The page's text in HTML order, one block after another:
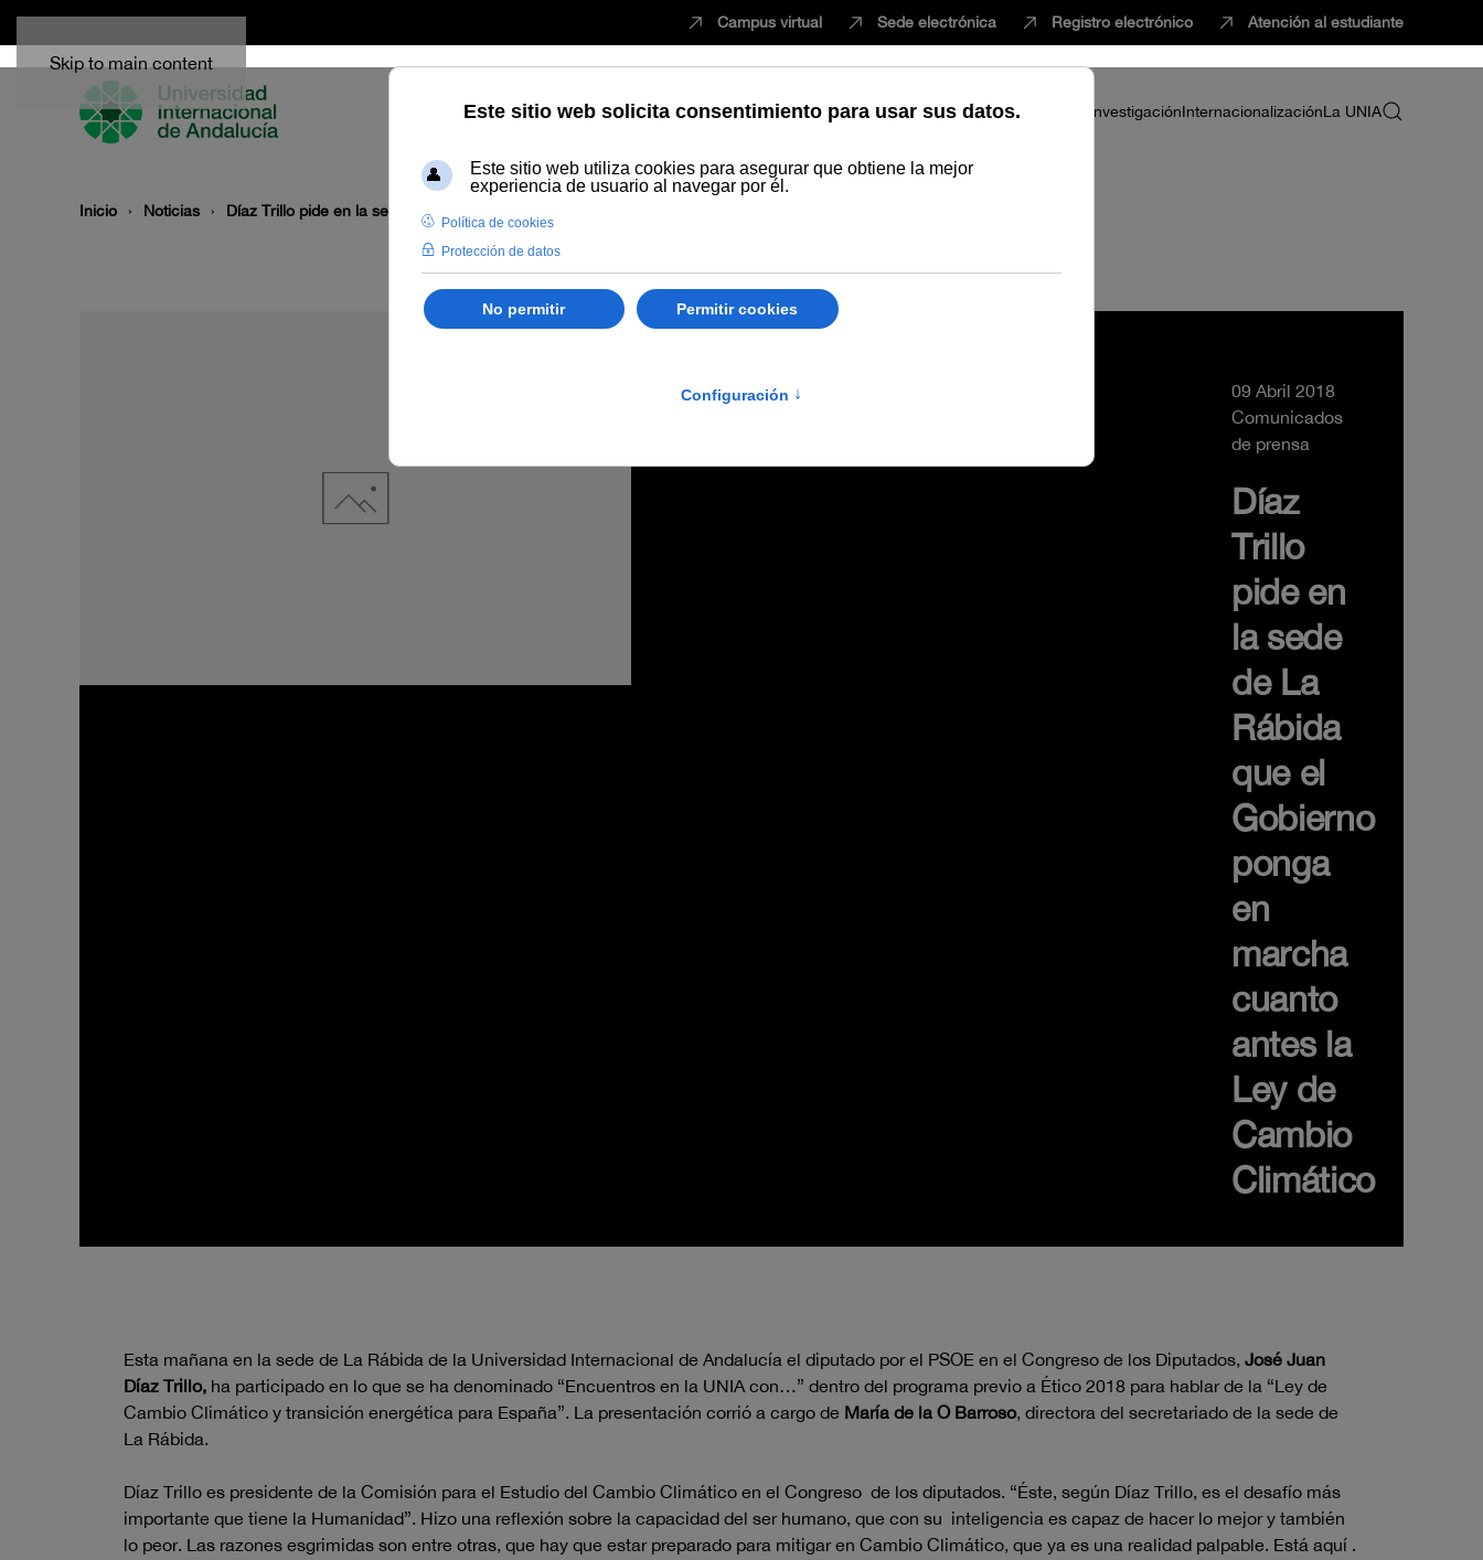
Skip to main content
Campus virtual Sede electrónica Registro electrónico Atención al estudiante
EstudiarInnovaciónVida universitariaProfesorado InvestigaciónInternacionalizaciónLa UNIA
Inicio Noticias Díaz Trillo pide en la sede de La Rábida que el Gobierno ponga en marcha cuanto antes la Ley de Cambio Climático
09 Abril 2018
Comunicados
de prensa
Díaz
Trillo
pide en
la sede
de La
Rábida
que el
Gobierno
ponga
en
marcha
cuanto
antes la
Ley de
Cambio
Climático
Esta mañana en la sede de La Rábida de la Universidad Internacional de Andalucía el diputado por el PSOE en el Congreso de los Diputados, José Juan
Díaz Trillo, ha participado en lo que se ha denominado “Encuentros en la UNIA con…” dentro del programa previo a Ético 2018 para hablar de la “Ley de
Cambio Climático y transición energética para España”. La presentación corrió a cargo de María de la O Barroso, directora del secretariado de la sede de
La Rábida.
Díaz Trillo es presidente de la Comisión para el Estudio del Cambio Climático en el Congreso de los diputados. “Éste, según Díaz Trillo, es el desafío más
importante que tiene la Humanidad”. Hizo una reflexión sobre la capacidad del ser humano, que con su inteligencia es capaz de hacer lo mejor y también
lo peor. Las razones esgrimidas son entre otras, que hay que estar preparado para mitigar en Cambio Climático, que ya es una realidad palpable. Está aquí .